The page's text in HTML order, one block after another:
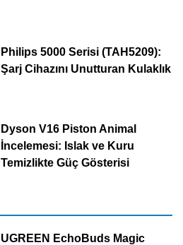
Philips 5000 Serisi (TAH5209):
Şarj Cihazını Unutturan Kulaklık
Dyson V16 Piston Animal
İncelemesi: Islak ve Kuru
Temizlikte Güç Gösterisi
UGREEN EchoBuds Magic